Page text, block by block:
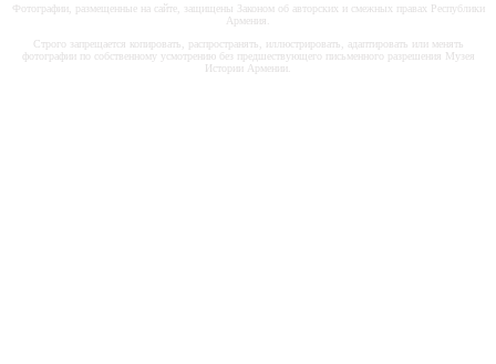
Фотографии, размещенные на сайте, защищены Законом об авторских и смежных правах Республики
Армения.
Строго запрещается копировать, распространять, иллюстрировать, адаптировать или менять
фотографии по собственному усмотрению без предшествующего письменного разрешения Музея
Истории Армении.